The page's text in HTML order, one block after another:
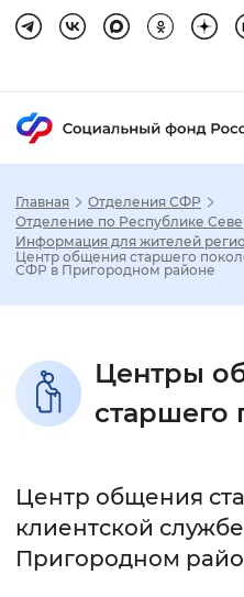
Настройка
Стандартный
Нормальный
Главная
Отделения СФР
Отделение по Республике
Информация для жителей
Центр общения старшего
СФР в Пригородном районе
Центры
старшего
Центр общения
клиентской
Пригородном